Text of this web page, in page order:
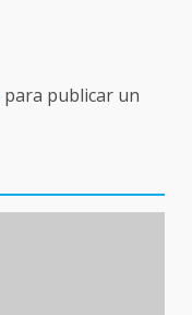
para publicar un